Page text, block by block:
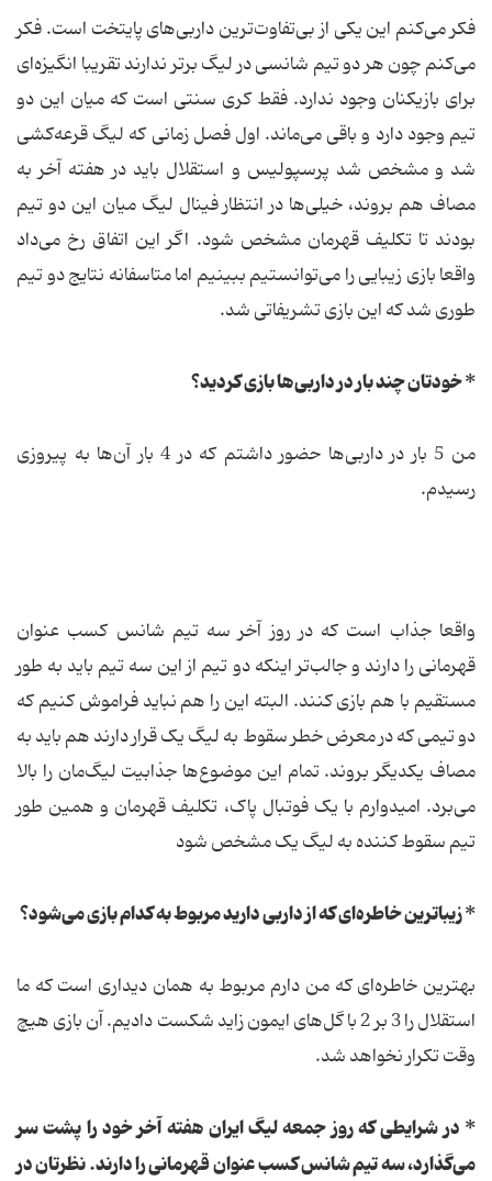
فکر می‌کنم این یکی از بی‌تفاوت‌ترین داربی‌های پایتخت است. فکر
می‌کنم چون هر دو تیم شانسی در لیگ برتر ندارند تقریبا انگیزه‌ای
برای بازیکنان وجود ندارد. فقط کری سنتی است که میان این دو
تیم وجود دارد و باقی می‌ماند. اول فصل زمانی که لیگ قرعه‌کشی
شد و مشخص شد پرسپولیس و استقلال باید در هفته آخر به
مصاف هم بروند، خیلی‌ها در انتظار فینال لیگ میان این دو تیم
بودند تا تکلیف قهرمان مشخص شود. اگر این اتفاق رخ می‌داد
واقعا بازی زیبایی را می‌توانستیم ببینیم اما متاسفانه نتایج دو تیم
طوری شد که این بازی تشریفاتی شد.
* خودتان چند بار در داربی‌ها بازی کردید؟
من 5 بار در داربی‌ها حضور داشتم که در 4 بار آن‌ها به پیروزی
رسیدم.
واقعا جذاب است که در روز آخر سه تیم شانس کسب عنوان
قهرمانی را دارند و جالب‌تر اینکه دو تیم از این سه تیم باید به طور
مستقیم با هم بازی کنند. البته این را هم نباید فراموش کنیم که
دو تیمی که در معرض خطر سقوط به لیگ یک قرار دارند هم باید به
مصاف یکدیگر بروند. تمام این موضوع‌ها جذابیت لیگ‌مان را بالا
می‌برد. امیدوارم با یک فوتبال پاک، تکلیف قهرمان و همین طور
تیم سقوط کننده به لیگ یک مشخص شود
* زیباترین خاطره‌ای که از داربی دارید مربوط به کدام بازی می‌شود؟
بهترین خاطره‌ای که من دارم مربوط به همان دیداری است که ما
استقلال را 3 بر 2 با گل‌های ایمون زاید شکست دادیم. آن بازی هیچ
وقت تکرار نخواهد شد.
* در شرایطی که روز جمعه لیگ ایران هفته آخر خود را پشت سر
می‌گذارد، سه تیم شانس کسب عنوان قهرمانی را دارند. نظرتان در